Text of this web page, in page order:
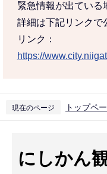
緊急情報が出ている
詳細は下記リンクで
リンク：
https://
現在のページ トップペ
にしかん